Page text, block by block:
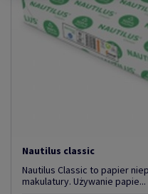
Nautilus classic
Nautilus Classic to papier
makulatury. Używanie papie...